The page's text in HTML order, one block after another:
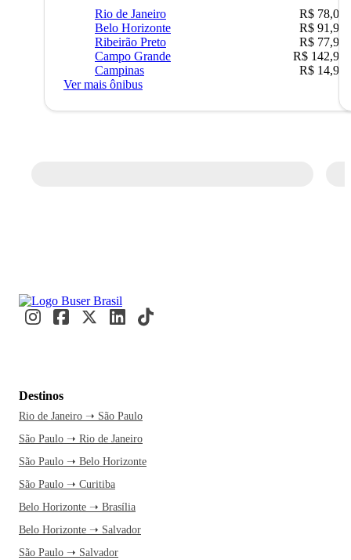
Rio de Janeiro
R$ 78,02
Belo Horizonte
R$ 91,90
Ribeirão Preto
R$ 77,90
Campo Grande
R$ 142,90
Campinas
R$ 14,90
Ver mais ônibus
Destinos
Rio de Janeiro ➝ São Paulo
São Paulo ➝ Rio de Janeiro
São Paulo ➝ Belo Horizonte
São Paulo ➝ Curitiba
Belo Horizonte ➝ Brasília
Belo Horizonte ➝ Salvador
São Paulo ➝ Salvador